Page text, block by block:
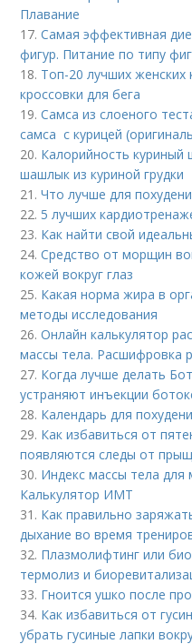
Плавание
17.Самая эффективная
фигур. Питание по типу
18. Топ-20 лучших женских
кроссовки для бега
19.Самса из слоеного
самса с курицей
20. Калорийность куриный
шашлык из куриной грудки
21.Что лучше для
22. 5 лучших
23. Как найти свой
24.Средство от морщин
кожей вокруг глаз
25. Какая норма жира в
методы исследования
26.Онлайн калькулятор
массы тела. Расшифровка
27. Когда лучше делать
устраняют инъекции
28. Календарь для
29. Как избавиться от
появляются следы от
30. Индекс массы тела для
Калькулятор ИМТ
31. Как правильно
дыхание во время
32. Плазмолифтинг или
термолиз и
33. Гноится ушко после
34. Как избавиться от
убрать гусиные лапки